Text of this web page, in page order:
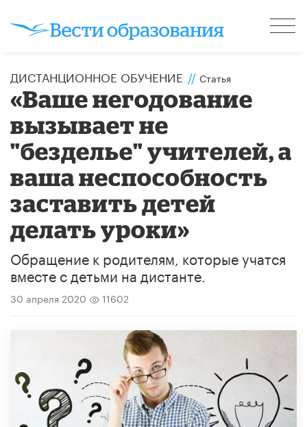
ДИСТАНЦИОННОЕ ОБУЧЕНИЕ // Статья
«Ваше негодование
вызывает не
"безделье" учителей, а
ваша неспособность
заставить детей
делать уроки»
Обращение к родителям, которые учатся
вместе с детьми на дистанте.
30 апреля 2020 11602